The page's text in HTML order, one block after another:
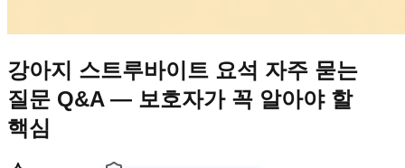
강아지 스트루바이트 요석 자주 묻는
질문 Q&A — 보호자가 꼭 알아야 할
핵심